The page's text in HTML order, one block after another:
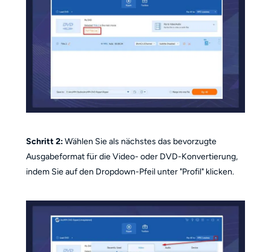
Schritt 2:Wählen Sie als nächstes das bevorzugte
Ausgabeformat für die Video- oder DVD-Konvertierung,
indem Sie auf den Dropdown-Pfeil unter "Profil" klicken.